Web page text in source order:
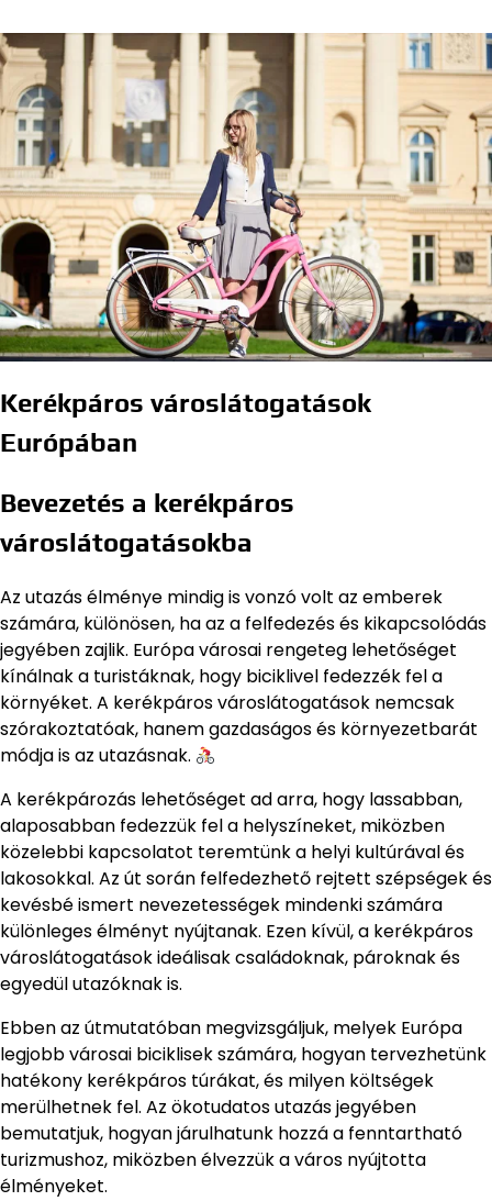
Kerékpáros városlátogatások
Európában
Bevezetés a kerékpáros
városlátogatásokba
Az utazás élménye mindig is vonzó volt az emberek
számára, különösen, ha az a felfedezés és kikapcsolódás
jegyében zajlik. Európa városai rengeteg lehetőséget
kínálnak a turistáknak, hogy biciklivel fedezzék fel a
környéket. A kerékpáros városlátogatások nemcsak
szórakoztatóak, hanem gazdaságos és környezetbarát
módja is az utazásnak.
A kerékpározás lehetőséget ad arra, hogy lassabban,
alaposabban fedezzük fel a helyszíneket, miközben
közelebbi kapcsolatot teremtünk a helyi kultúrával és
lakosokkal. Az út során felfedezhető rejtett szépségek és
kevésbé ismert nevezetességek mindenki számára
különleges élményt nyújtanak. Ezen kívül, a kerékpáros
városlátogatások ideálisak családoknak, pároknak és
egyedül utazóknak is.
Ebben az útmutatóban megvizsgáljuk, melyek Európa
legjobb városai biciklisek számára, hogyan tervezhetünk
hatékony kerékpáros túrákat, és milyen költségek
merülhetnek fel. Az ökotudatos utazás jegyében
bemutatjuk, hogyan járulhatunk hozzá a fenntartható
turizmushoz, miközben élvezzük a város nyújtotta
élményeket.